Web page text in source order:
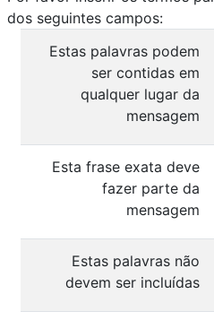
dos seguintes campos:
Estas palavras podem
ser contidas em
qualquer lugar da
mensagem
Esta frase exata deve
fazer parte da
mensagem
Estas palavras não
devem ser incluídas